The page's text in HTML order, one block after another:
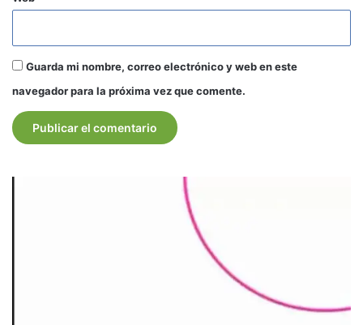
Guarda mi nombre, correo electrónico y web en este
navegador para la próxima vez que comente.